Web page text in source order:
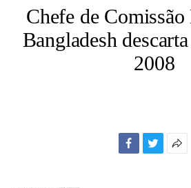
Chefe de
Bangladesh
2008